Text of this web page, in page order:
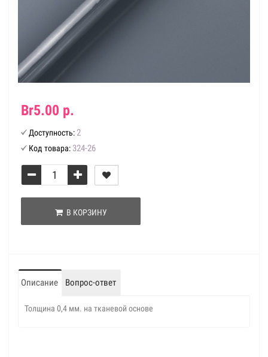
Br5.00 р.
Доступность: 2
Код товара: 324-26
В КОРЗИНУ
Описание Вопрос-ответ
Толщина 0,4 мм. на тканевой основе